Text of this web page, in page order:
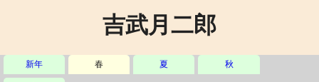
吉武月二郎
新年 春 夏 秋